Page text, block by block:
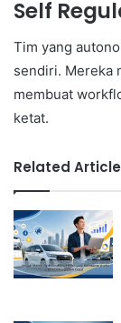
Self
Tim yang
sendiri. Mereka
membuat
ketat.
Related